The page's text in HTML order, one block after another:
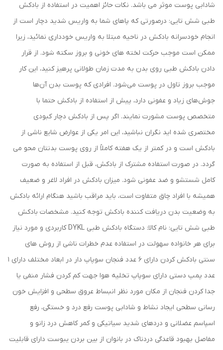
شادابی پوست موثر می باشد. نکات حائز اهمیت در استفاده از بادکش
طبی شش تایی: درصورتی که پاهای شما به واریس شدید دچار است از
انجام خودسرانه بادکش در ناحیه مبتلا به واریس خودداری نمائید، زیرا
ممکن است موجب حرکت لخته ‌های خونی و بروز سکته شود. از قرار
دادن بادکش طبی روی بدن به‌ مدت زمان طولانی پرهیز کنید، این کار
موجب بروز تاول در پوست می‌شود. افرادی که پوست بدن آن‌ها
جوش‌های زیاد و عفونی دارد، پیش از استفاده از بادکش حتما با
متخصص پوست مشورت نمایند. اگر پس از بادکش دچار کبودی
مختصری شده اید نگران نباشید، این امر یکی از عوارض شایع ناشی از
بادکش است و در کمتر از یک هفته کاملاً از روی پوست بدنتان محو می
گردد. در صورت استفاده مشترک از بادکش، قبل از استفاده به صورت
کامل شستشو و ضد عفونی شود. میزان بادکش در افراد لاغر و ضعیف
همیشه با افراد چاق متفاوت است، باید مراقب باشید هنگام ارائه بادکش
به وضعیت بدن دریافت‌ کننده بادکش توجه کنید. مشخصات بادکش
طبی شش تایی: نام کالا: دستگاه بادکش طبی DYKL کاربردی و مورد نیاز
برای هر خانواده سهولت در استفاده عدم خطرات ناشی از روش های
سنتی بادکش کردن دارای 6 عدد فنجان سوپاپ دار در ابعاد مختلف دارای 1
عدد پمپ دستی دارای سوپاپ تخلیه هوا جهت کم کردن فشار منفی یا
جدا کردن فنجان از مکان مورد نظر انبساط عروق سطحی و افزایش خون
رسانی سطحی ایجاد نشاط و شادابی پوست رفع درد و خستگی، رفع
اسپاسم عضلانی و دردهای شدید سیاتیکی و کمر کاهش درد زانو و
مفاصل بهبود قاعدگی دردناک در بانوان از بین بردن یبوست دارای قابلیت